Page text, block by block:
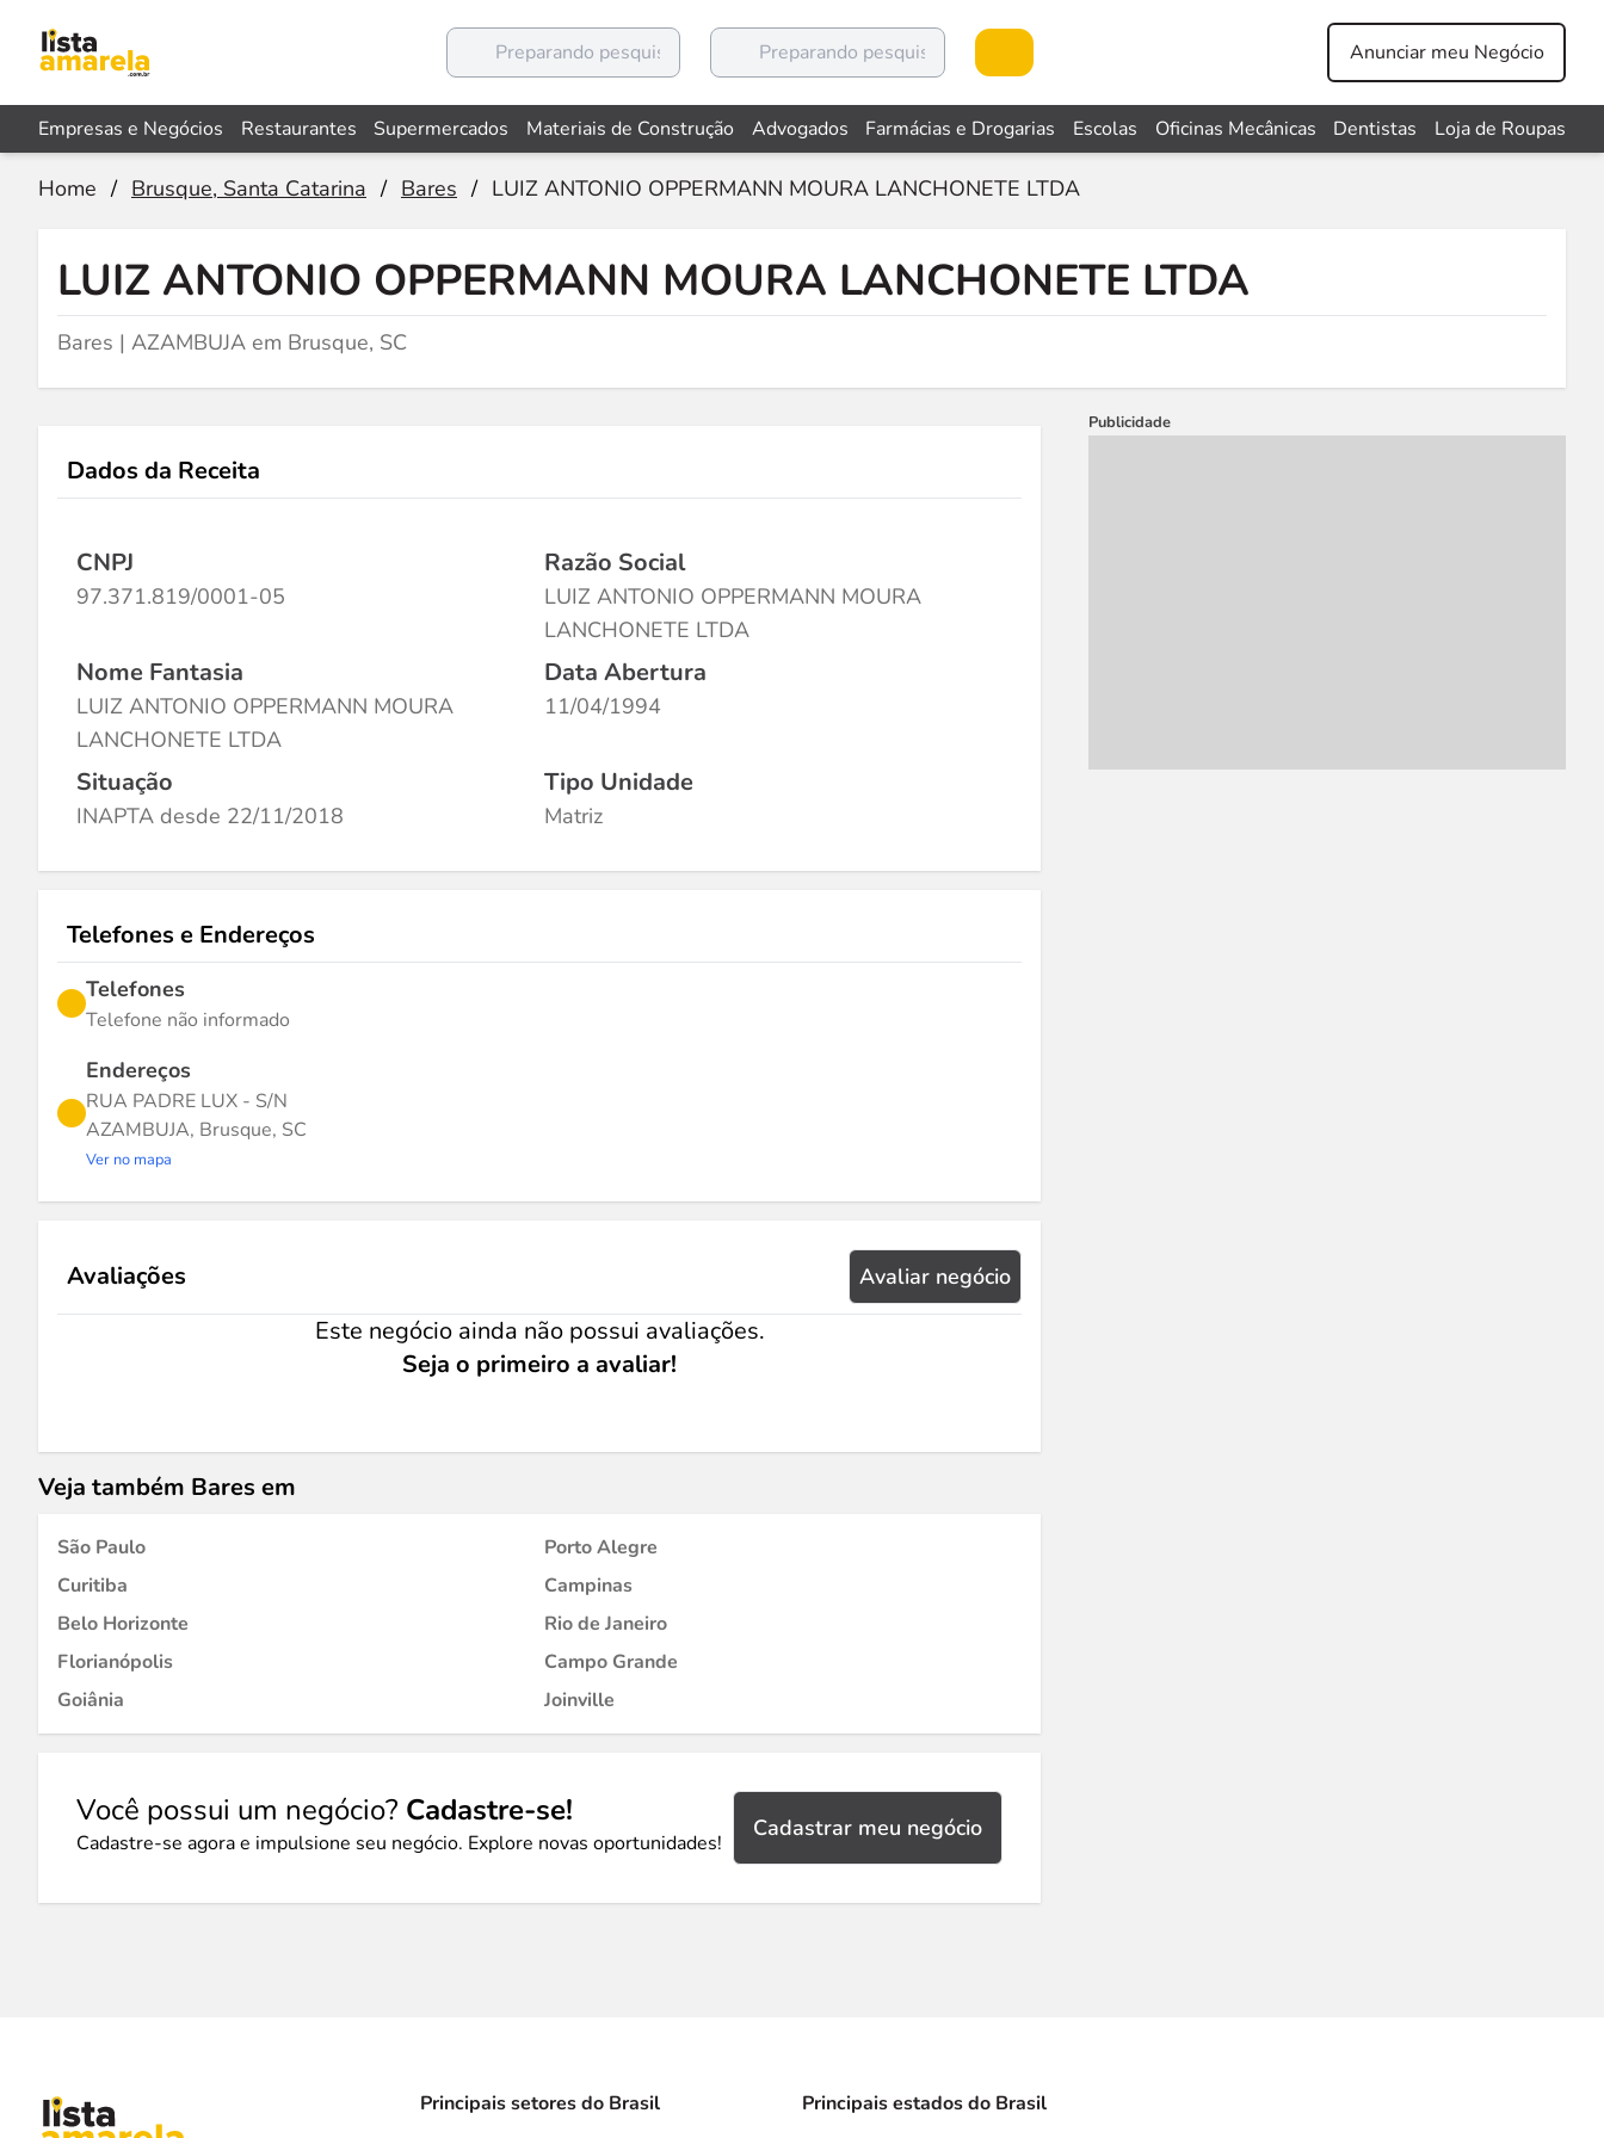
Anunciar meu Negócio
Empresas e Negócios Restaurantes Supermercados Materiais de Construção Advogados Farmácias e Drogarias Escolas Oficinas Mecânicas Dentistas Loja de Roupas
Home / Brusque, Santa Catarina / Bares / LUIZ ANTONIO OPPERMANN MOURA LANCHONETE LTDA
LUIZ ANTONIO OPPERMANN MOURA LANCHONETE LTDA
Bares | AZAMBUJA em Brusque, SC
Dados da Receita
CNPJ
97.371.819/0001-05
Razão Social
LUIZ ANTONIO OPPERMANN MOURA
LANCHONETE LTDA
Nome Fantasia
LUIZ ANTONIO OPPERMANN MOURA
LANCHONETE LTDA
Data Abertura
11/04/1994
Situação
INAPTA desde 22/11/2018
Tipo Unidade
Matriz
Telefones e Endereços
Telefones
Telefone não informado
Endereços
RUA PADRE LUX - S/N
AZAMBUJA, Brusque, SC
Ver no mapa
Avaliações Avaliar negócio
Este negócio ainda não possui avaliações.
Seja o primeiro a avaliar!
Veja também Bares em
São Paulo
Porto Alegre
Curitiba
Campinas
Belo Horizonte
Rio de Janeiro
Florianópolis
Campo Grande
Goiânia
Joinville
Você possui um negócio? Cadastre-se!
Cadastre-se agora e impulsione seu negócio. Explore novas oportunidades!
Cadastrar meu negócio
Publicidade
Principais setores do Brasil Principais estados do Brasil